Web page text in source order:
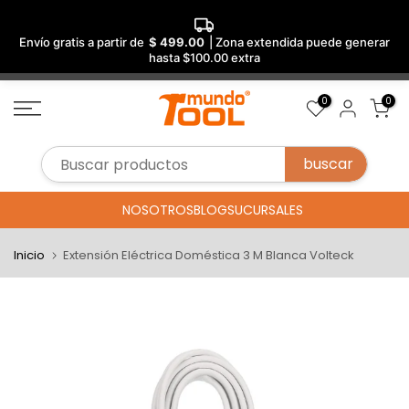
Envío gratis a partir de $ 499.00
| Zona extendida puede generar
hasta $100.00 extra
Saltar
al
0 0
NOSOTROSBLOGSUCURSALES
Inicio Extensión Eléctrica Doméstica 3 M Blanca Volteck